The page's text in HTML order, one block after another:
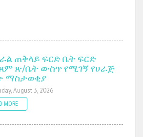
ጠቅላይ ፍርድ ቤት ፍርድ
ጽ/ቤት ውስጥ የሚገኝ የሀራጅ
ማስታወቂያ
August 3, 2026
MORE